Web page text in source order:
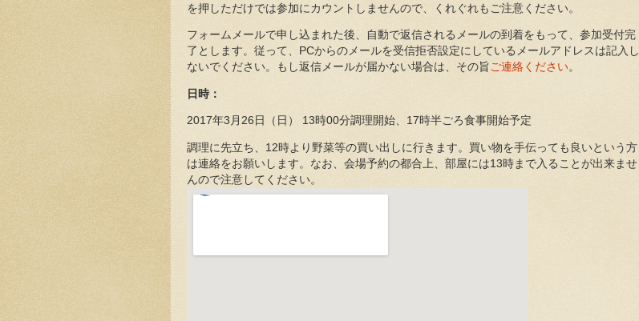
を押しただけでは参加にカウントしませんので、くれぐれもご注意ください。
フォームメールで申し込まれた後、自動で返信されるメールの到着をもって、参加受付完
了とします。従って、PCからのメールを受信拒否設定にしているメールアドレスは記入し
ないでください。もし返信メールが届かない場合は、その旨 ご連絡ください。
日時：
2017年3月26日（日） 13時00分調理開始、17時半ごろ食事開始予定
調理に先立ち、12時より野菜等の買い出しに行きます。買い物を手伝っても良いという方
は連絡をお願いします。なお、会場予約の都合上、部屋には13時まで入ることが出来ませ
んので注意してください。